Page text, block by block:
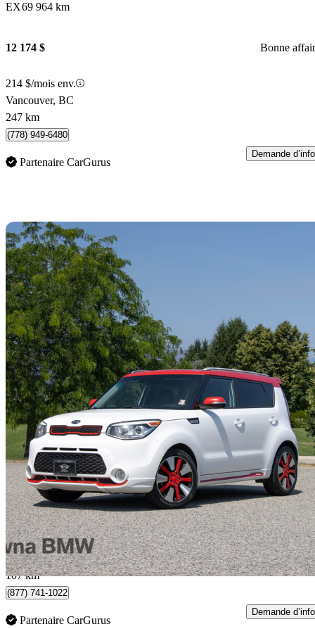
EX69 964 km
12 174 $ Bonne
214 $/mois env.
Vancouver, BC
247 km
(778) 949-6480
Partenaire CarGurus
Demande d’info
2014 Kia Soul
130 134 km
9 999 $ Bonne
176 $/mois env.
Kelowna, BC
107 km
(877) 741-1022
Partenaire CarGurus
Demande d’info